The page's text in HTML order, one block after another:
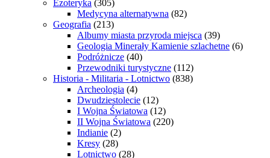
Ezoteryka (305)
Medycyna alternatywna (82)
Geografia (213)
Albumy miasta przyroda miejsca (39)
Geologia Minerały Kamienie szlachetne (6)
Podróżnicze (40)
Przewodniki turystyczne (112)
Historia - Militaria - Lotnictwo (838)
Archeologia (4)
Dwudziestolecie (12)
I Wojna Światowa (12)
II Wojna Światowa (220)
Indianie (2)
Kresy (28)
Lotnictwo (28)